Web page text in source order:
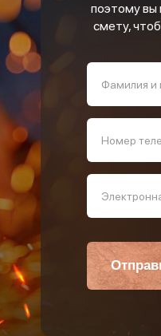
поэтому вы
смету,
Фамилия и
Номер